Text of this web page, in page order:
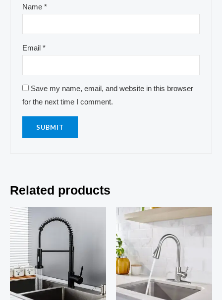
Name*
Email*
Save my name, email, and website in this browser
for the next time I comment.
Related products